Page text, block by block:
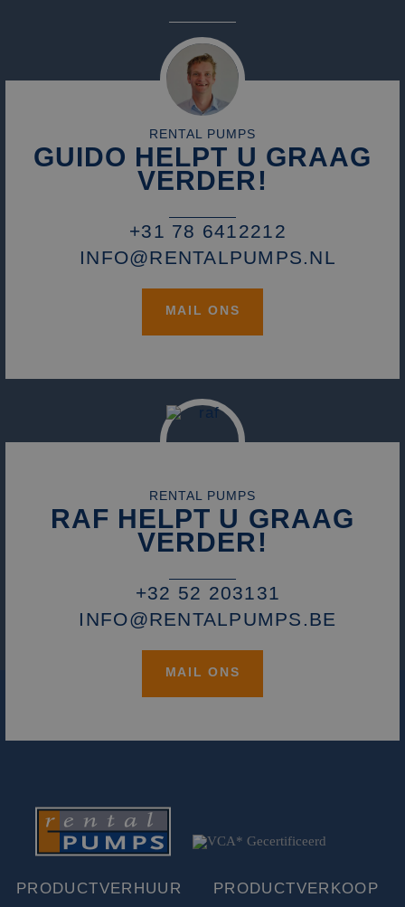
RENTAL PUMPS
GUIDO HELPT U GRAAG
VERDER!
+31 78 6412212
INFO@RENTALPUMPS.NL
MAIL ONS
RENTAL PUMPS
RAF HELPT U GRAAG
VERDER!
+32 52 203131
INFO@RENTALPUMPS.BE
MAIL ONS
PRODUCTVERHUUR PRODUCTVERKOOP